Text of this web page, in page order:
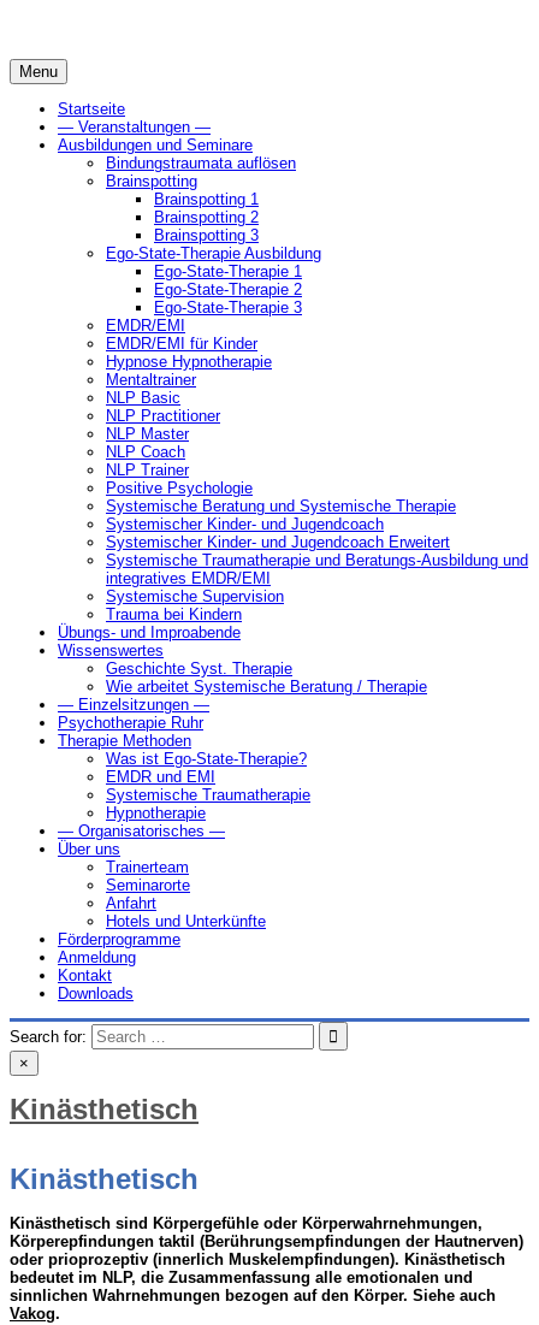
Menu
Startseite
— Veranstaltungen —
Ausbildungen und Seminare
Bindungstraumata auflösen
Brainspotting
Brainspotting 1
Brainspotting 2
Brainspotting 3
Ego-State-Therapie Ausbildung
Ego-State-Therapie 1
Ego-State-Therapie 2
Ego-State-Therapie 3
EMDR/EMI
EMDR/EMI für Kinder
Hypnose Hypnotherapie
Mentaltrainer
NLP Basic
NLP Practitioner
NLP Master
NLP Coach
NLP Trainer
Positive Psychologie
Systemische Beratung und Systemische Therapie
Systemischer Kinder- und Jugendcoach
Systemischer Kinder- und Jugendcoach Erweitert
Systemische Traumatherapie und Beratungs-Ausbildung und
integratives EMDR/EMI
Systemische Supervision
Trauma bei Kindern
Übungs- und Improabende
Wissenswertes
Geschichte Syst. Therapie
Wie arbeitet Systemische Beratung / Therapie
— Einzelsitzungen —
Psychotherapie Ruhr
Therapie Methoden
Was ist Ego-State-Therapie?
EMDR und EMI
Systemische Traumatherapie
Hypnotherapie
— Organisatorisches —
Über uns
Trainerteam
Seminarorte
Anfahrt
Hotels und Unterkünfte
Förderprogramme
Anmeldung
Kontakt
Downloads
Search for:
×
Kinästhetisch
Kinästhetisch
Kinästhetisch sind Körpergefühle oder Körperwahrnehmungen,
Körperepfindungen taktil (Berührungsempfindungen der Hautnerven)
oder prioprozeptiv (innerlich Muskelempfindungen). Kinästhetisch
bedeutet im NLP, die Zusammenfassung alle emotionalen und
sinnlichen Wahrnehmungen bezogen auf den Körper. Siehe auch
Vakog.